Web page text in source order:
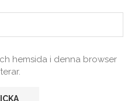
hemsida i denna browser